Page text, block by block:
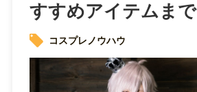
すすめアイテムまで
コスプレノウハウ